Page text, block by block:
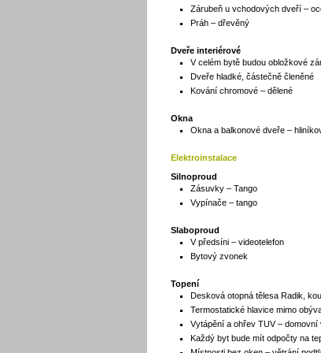
Zárubeň u vchodových dveří –
Práh – dřevěný
Dveře interiérové
V celém bytě budou obložkové
Dveře hladké, částečně členěné
Kování chromové – dělené
Okna
Okna a balkonové dveře –
Elektroinstalace
Silnoproud
Zásuvky – Tango
Vypínače – tango
Slaboproud
V předsíni – videotelefon
Bytový zvonek
Topení
Desková otopná tělesa Radik,
Termostatické hlavice mimo
Vytápění a ohřev TUV –
Každý byt bude mít odpočty na